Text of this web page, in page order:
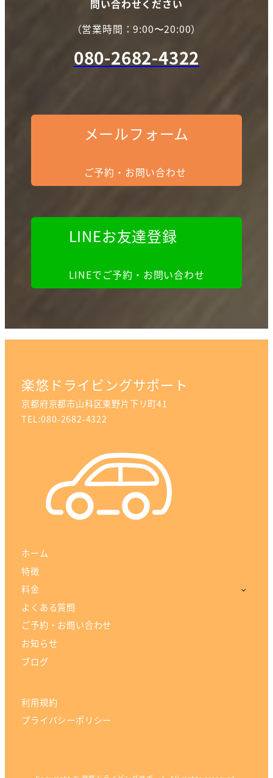
問い合わせください
（営業時間：9:00〜20:00）
080-2682-4322
メールフォーム
ご予約・お問い合わせ
LINEお友達登録
LINEでご予約・お問い合わせ
楽悠ドライビングサポート
京都府京都市山科区東野片下リ町41
TEL:080-2682-4322
ホーム
特徴
料金
よくある質問
ご予約・お問い合わせ
お知らせ
ブログ
利用規約
プライバシーポリシー